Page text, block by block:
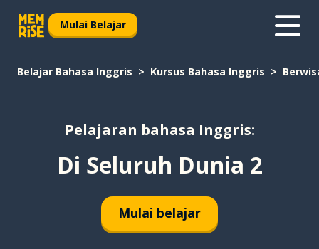
Mulai Belajar
Belajar Bahasa Inggris Kursus Bahasa Inggris
Pelajaran bahasa Inggris:
Di Seluruh Dunia 2
Mulai belajar